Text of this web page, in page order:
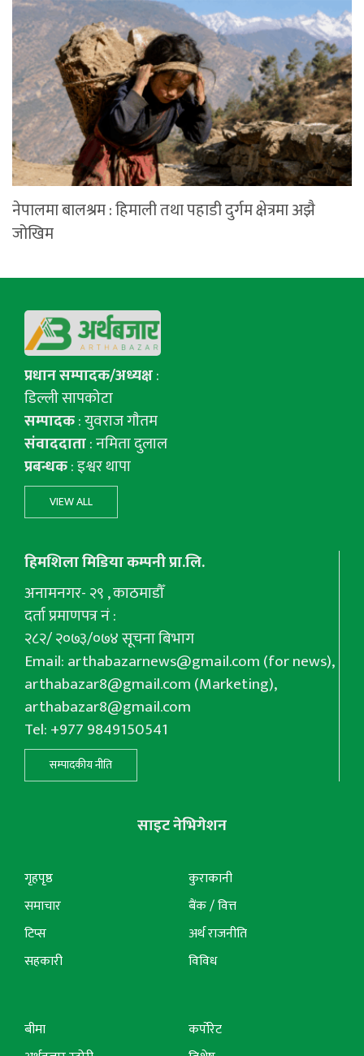
नेपालमा बालश्रम : हिमाली तथा पहाडी दुर्गम क्षेत्रमा अझै
जोखिम
प्रधान सम्पादक/अध्यक्ष:
डिल्ली सापकोटा
सम्पादक: युवराज गाैतम
संवाददाता: नमिता दुलाल
प्रबन्धक: इश्वर थापा
VIEW ALL
हिमशिला मिडिया कम्पनी प्रा.लि.
अनामनगर- २९ , काठमाडौँ
दर्ता प्रमाणपत्र नं :
२८२/ २०७३/०७४ सूचना बिभाग
Email:arthabazarnews@gmail.com(for news),
arthabazar8@gmail.com(Marketing),
arthabazar8@gmail.com
Tel: +977 9849150541
सम्पादकीय नीति
साइट नेभिगेशन
गृहपृष्ठ
समाचार
टिप्स
सहकारी
कुराकानी
बैंक / वित्त
अर्थ राजनीति
विविध
बीमा
कर्पोरेट